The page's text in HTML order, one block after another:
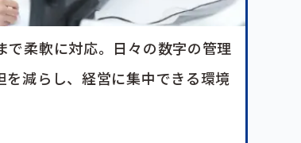
柔軟に対応。日々の数字の管理
減らし、経営に集中できる環境